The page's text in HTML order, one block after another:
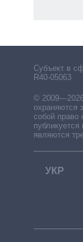
Субъект в
R40-05063
©
охраняются
собой право
являются
УКР